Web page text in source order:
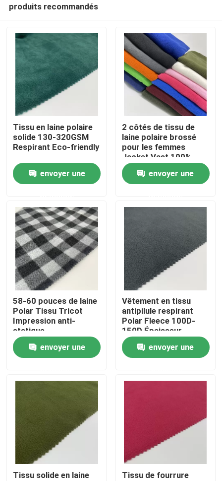
A propos de nous
Contacts
Produits
Vidéos
Terry Fabric français
Tissu visqueux de toile
Tissu de laine polaire
Shell Fabric molle
Tissus de broderie en coton
produits recommandés
Tissu en laine polaire
solide 130-320GSM
Respirant Eco-friendly
envoyer une
2 côtés de tissu de
laine polaire brossé
pour les femmes
Jacket Vast 100%
polyester teint 160gm
chaud envoyer une
58-60 pouces de laine
Polar Tissu Tricot
Impression anti-
statique
envoyer une
Vêtement en tissu
antipilule respirant
Polar Fleece 100D-
150D Épaisseur
moyenne
envoyer une
Tissu solide en laine
Tissu de fourrure